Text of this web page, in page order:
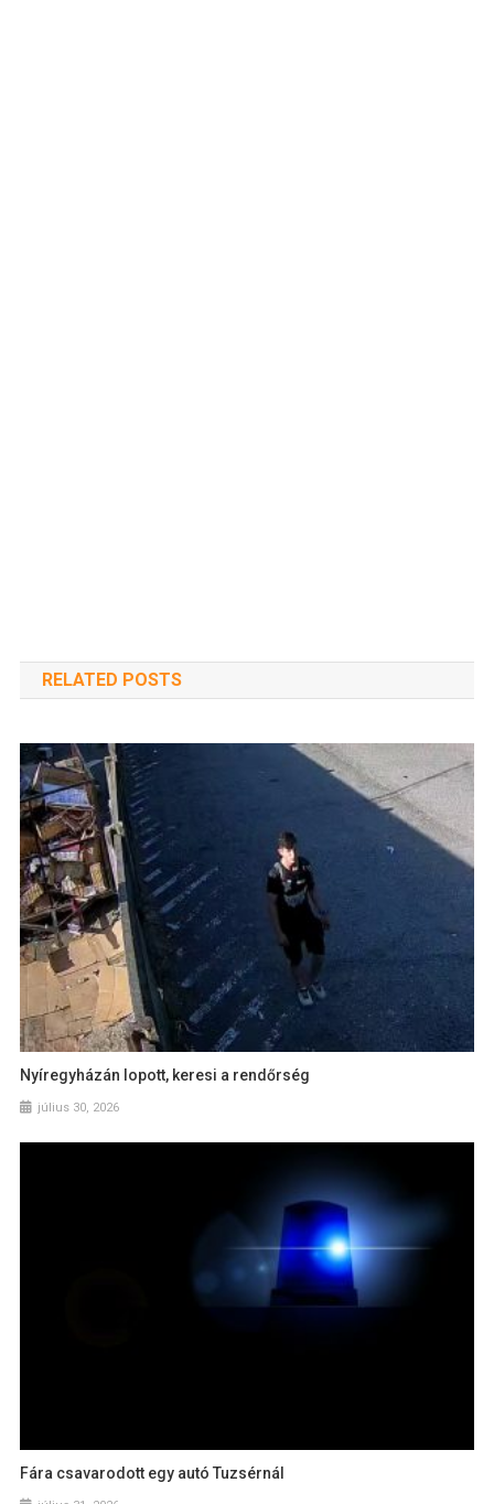
RELATED POSTS
Nyíregyházán lopott, keresi a rendőrség
július 30, 2026
Fára csavarodott egy autó Tuzsérnál